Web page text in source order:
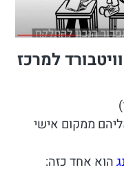
למרכז
ממקום אישי
הוא אחד כזה: